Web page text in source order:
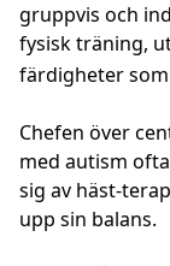
gruppvis och
fysisk träning,
färdigheter
Chefen över
med autism
sig av häst-
upp sin balans.